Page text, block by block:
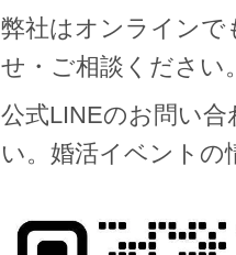
弊社はオンラインで
せ・ご相談ください。
公式LINEのお問い
い。婚活イベントの